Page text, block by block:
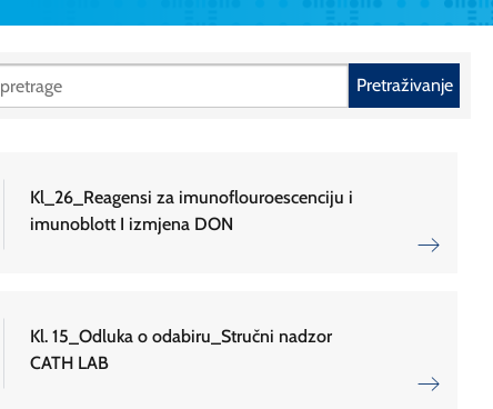
Pretraživanje
Kl_26_Reagensi za imunoflouroescenciju i
imunoblott I izmjena DON
Kl. 15_Odluka o odabiru_Stručni nadzor
CATH LAB